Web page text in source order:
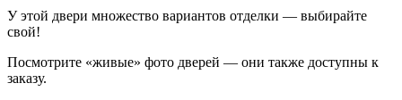
У этой двери множество вариантов отделки — выбирайте
свой!
Посмотрите «живые» фото дверей — они также доступны к
заказу.